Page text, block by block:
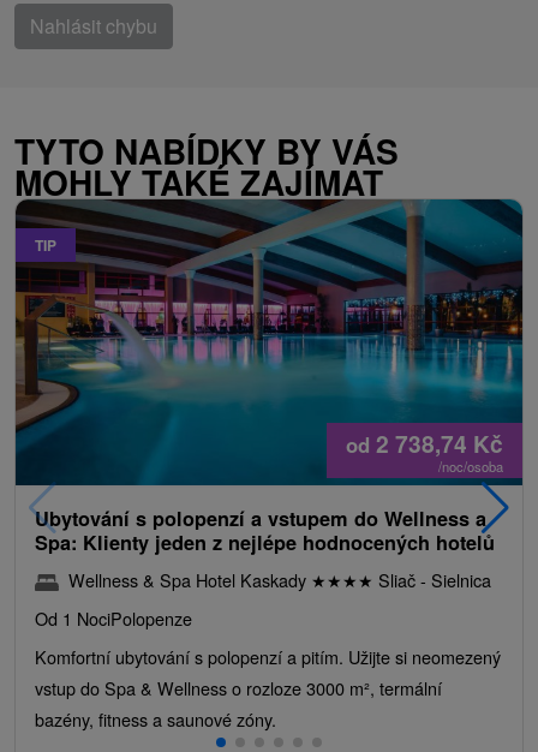
Nahlásit chybu
TYTO NABÍDKY BY VÁS
MOHLY TAKÉ ZAJÍMAT
TIP
od 2 738,74 Kč
/noc/osoba
Ubytování s polopenzí a vstupem do Wellness a
Spa: Klienty jeden z nejlépe hodnocených hotelů
Wellness & Spa Hotel Kaskady ★★★★ Sliač - Sielnica
Od 1 NociPolopenze
Komfortní ubytování s polopenzí a pitím. Užijte si neomezený
vstup do Spa & Wellness o rozloze 3000 m², termální
bazény, fitness a saunové zóny.